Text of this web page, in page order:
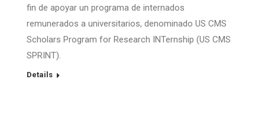
fin de apoyar un programa de internados
remunerados a universitarios, denominado US CMS
Scholars Program for Research INTernship (US CMS
SPRINT).
Details